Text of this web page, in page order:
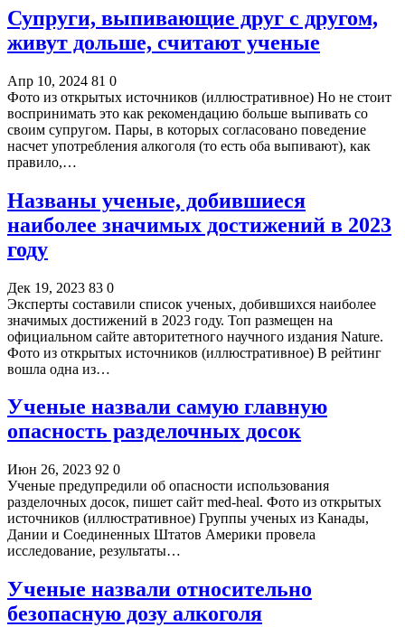
Супруги, выпивающие друг с другом,
живут дольше, считают ученые
Апр 10, 2024 81 0
Фото из открытых источников (иллюстративное) Но не стоит
воспринимать это как рекомендацию больше выпивать со
своим супругом. Пары, в которых согласовано поведение
насчет употребления алкоголя (то есть оба выпивают), как
правило,…
Названы ученые, добившиеся
наиболее значимых достижений в 2023
году
Дек 19, 2023 83 0
Эксперты составили список ученых, добившихся наиболее
значимых достижений в 2023 году. Топ размещен на
официальном сайте авторитетного научного издания Nature.
Фото из открытых источников (иллюстративное) В рейтинг
вошла одна из…
Ученые назвали самую главную
опасность разделочных досок
Июн 26, 2023 92 0
Ученые предупредили об опасности использования
разделочных досок, пишет сайт med-heal. Фото из открытых
источников (иллюстративное) Группы ученых из Канады,
Дании и Соединенных Штатов Америки провела
исследование, результаты…
Ученые назвали относительно
безопасную дозу алкоголя